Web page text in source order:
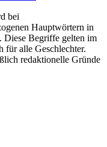
bei
Hauptwörtern in
Diese Begriffe gelten im
für alle Geschlechter.
redaktionelle Gründe